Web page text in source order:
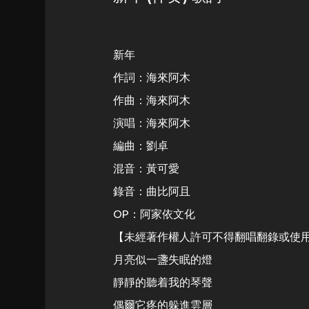
新年
作詞：海來阿木
作曲：海來阿木
演唱：海來阿木
編曲：劉卓
混音：黃可愛
錄音：曲比阿且
OP：阿家依文化
【未經著作權人許可不得翻唱翻錄或使
月亮似一盞失眠的燈
靜靜的聽着我的琴聲
偶爾它疼的躲進雲層